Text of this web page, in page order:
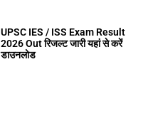
UPSC IES / ISS Exam Result
2026 Out रिजल्ट जारी यहां से करें
डाउनलोड